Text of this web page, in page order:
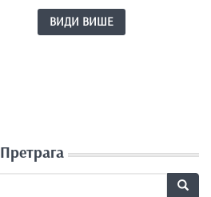
ВИДИ ВИШЕ
Претрага